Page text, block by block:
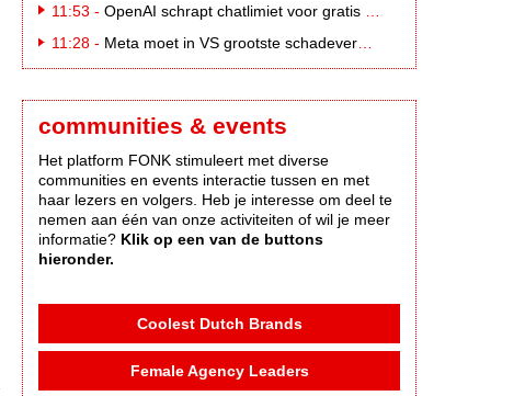
11:53 - OpenAI schrapt chatlimiet voor gratis ChatGPT-gebruikers
11:28 - Meta moet in VS grootste schadevergoeding ooit betalen: 567 miljoen dollar
communities & events
Het platform FONK stimuleert met diverse
communities en events interactie tussen en met
haar lezers en volgers. Heb je interesse om deel te
nemen aan één van onze activiteiten of wil je meer
informatie? Klik op een van de buttons
hieronder.
Coolest Dutch Brands
Female Agency Leaders